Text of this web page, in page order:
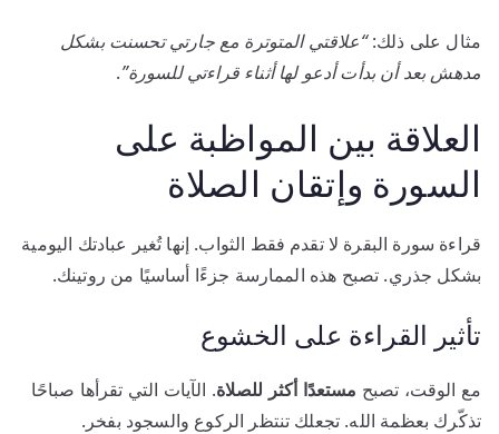
مثال على ذلك:“علاقتي المتوترة مع جارتي تحسنت بشكل
مدهش بعد أن بدأت أدعو لها أثناء قراءتي للسورة”.
العلاقة بين المواظبة على
السورة وإتقان الصلاة
قراءة سورة البقرة لا تقدم فقط الثواب. إنها تُغير عبادتك اليومية
بشكل جذري. تصبح هذه الممارسة جزءًا أساسيًا من روتينك.
تأثير القراءة على الخشوع
مع الوقت، تصبح مستعدًا أكثر للصلاة. الآيات التي تقرأها صباحًا
تذكّرك بعظمة الله. تجعلك تنتظر الركوع والسجود بفخر.